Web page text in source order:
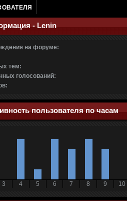
- Lenin
на форуме:
тем:
голосований:
пользователя по часам
3 4 5 6 7 8 9 10